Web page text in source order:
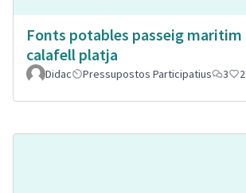
Fonts potables passeig maritim
calafell platja
Didac Pressupostos Participatius 3 2